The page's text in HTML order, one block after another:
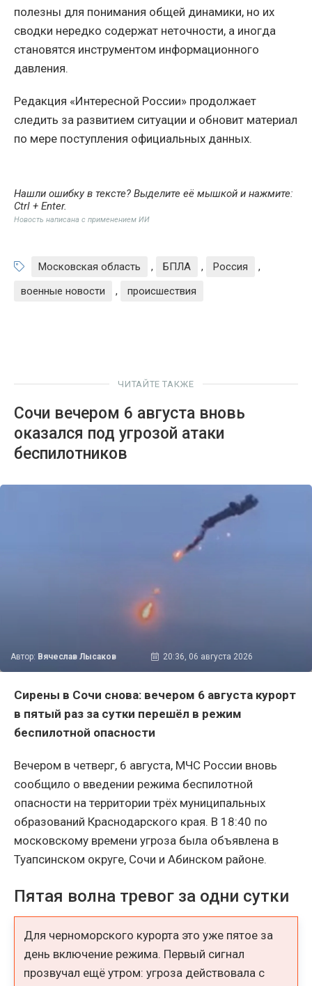
полезны для понимания общей динамики, но их
сводки нередко содержат неточности, а иногда
становятся инструментом информационного
давления.
Редакция «Интересной России» продолжает
следить за развитием ситуации и обновит материал
по мере поступления официальных данных.
Нашли ошибку в тексте? Выделите её мышкой и нажмите:
Ctrl + Enter.
Новость написана с применением ИИ
Московская область , БПЛА , Россия
,
военные новости
, происшествия
ЧИТАЙТЕ ТАКЖЕ
Сочи вечером 6 августа вновь
оказался под угрозой атаки
беспилотников
Автор: Вячеслав Лысаков 20:36, 06 августа 2026
Сирены в Сочи снова: вечером 6 августа курорт
в пятый раз за сутки перешёл в режим
беспилотной опасности
Вечером в четверг, 6 августа, МЧС России вновь
сообщило о введении режима беспилотной
опасности на территории трёх муниципальных
образований Краснодарского края. В 18:40 по
московскому времени угроза была объявлена в
Туапсинском округе, Сочи и Абинском районе.
Пятая волна тревог за одни сутки
Для черноморского курорта это уже пятое за
день включение режима. Первый сигнал
прозвучал ещё утром: угроза действовала с